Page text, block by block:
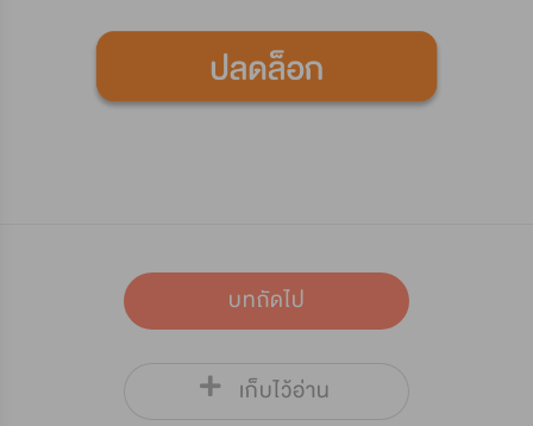
บทถัดไป
เก็บไว้อ่าน